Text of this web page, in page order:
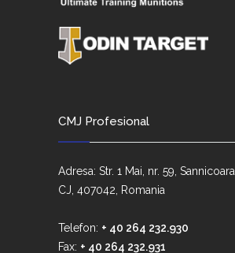
CMJ Profesional
Adresa: Str. 1 Mai, nr. 59, Sannicoara,
CJ, 407042, Romania
Telefon: + 40 264 232.930
Fax: + 40 264 232.931